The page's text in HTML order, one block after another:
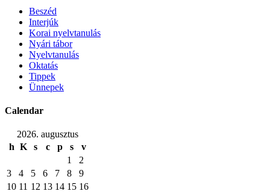
Beszéd
Interjúk
Korai nyelvtanulás
Nyári tábor
Nyelvtanulás
Oktatás
Tippek
Ünnepek
Calendar
2026. augusztus
h K s c p s
v
1
2
3
4 5 6 7 8
9
10 11 12 13 14 15 16